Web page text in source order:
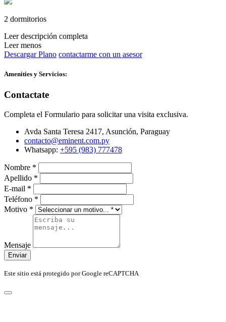
2 dormitorios
Leer descripción completa
Leer menos
Descargar Plano contactarme con un asesor
Amenities y Servicios:
Contactate
Completa el Formulario para solicitar una visita exclusiva.
Avda Santa Teresa 2417, Asunción, Paraguay
contacto@eminent.com.py
Whatsapp: +595 (983) 777478
Nombre *
Apellido *
E-mail *
Teléfono *
Motivo *
Mensaje
Enviar
Este sitio está protegido por Google reCAPTCHA